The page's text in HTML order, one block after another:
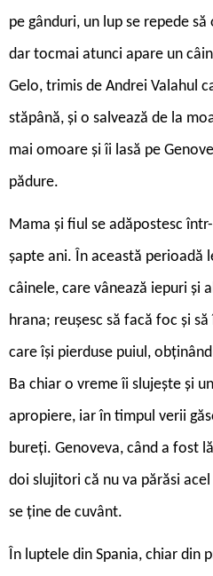
pe gânduri, un lup se repede
dar tocmai atunci apare un
Gelo, trimis de Andrei Valahul
stăpână, și o salvează de la
mai omoare și îi lasă pe
pădure.
Mama și fiul se adăpostesc
șapte ani. În această perioadă
câinele, care vânează iepuri și
hrana; reușesc să facă foc și
care își pierduse puiul,
Ba chiar o vreme îi slujește și
apropiere, iar în timpul verii
bureți. Genoveva, când a fost
doi slujitori că nu va părăsi
se ține de cuvânt.
În luptele din Spania, chiar din